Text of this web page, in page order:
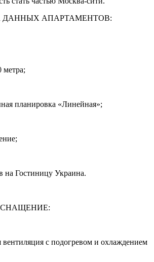
АПАРТАМЕНТОВ:
метра;
планировка «Линейная»;
на Гостиницу Украина.
с подогревом и охлаждением